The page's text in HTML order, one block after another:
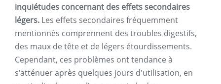
inquiétudes concernant des effets secondaires
légers. Les effets secondaires fréquemment
mentionnés comprennent des troubles digestifs,
des maux de tête et de légers étourdissements.
Cependant, ces problèmes ont tendance à
s'atténuer après quelques jours d'utilisation, en